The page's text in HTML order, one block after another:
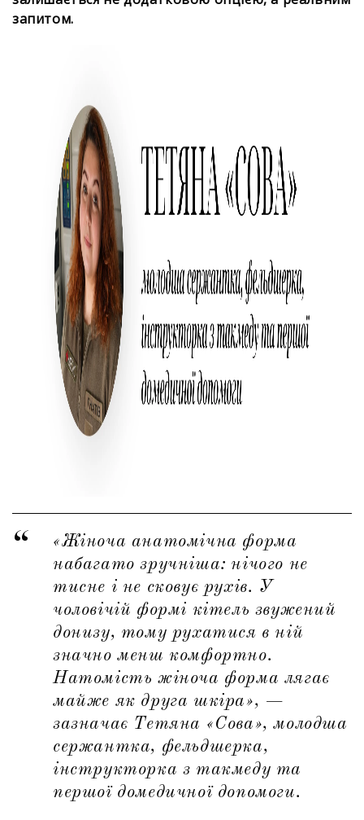
запитом.
«Жіноча анатомічна форма
набагато зручніша: нічого не
тисне і не сковує рухів. У
чоловічій формі кітель звужений
донизу, тому рухатися в ній
значно менш комфортно.
Натомість жіноча форма лягає
майже як друга шкіра», —
зазначає Тетяна «Сова», молодша
сержантка, фельдшерка,
інструкторка з такмеду та
першої домедичної допомоги.